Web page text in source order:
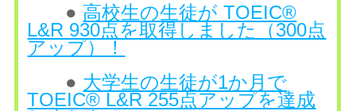
● 高校生の生徒が TOEIC®
L&R 930点を取得しました（300点
アップ）！
● 大学生の生徒が1か月で
TOEIC® L&R 255点アップを達成